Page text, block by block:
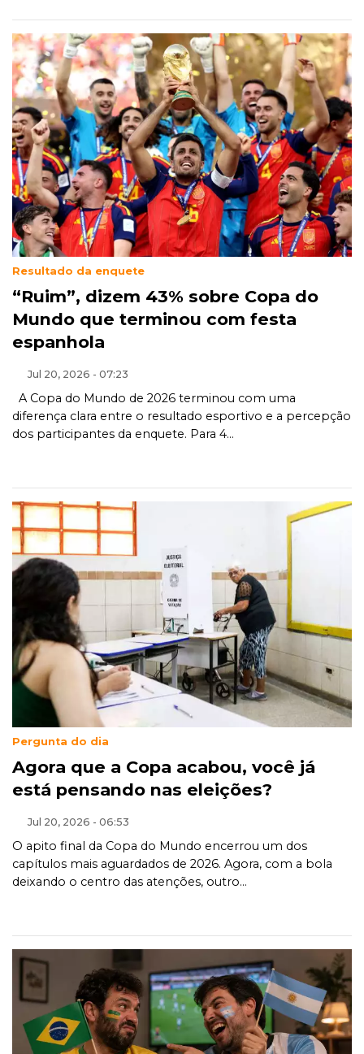
Resultado da enquete
“Ruim”, dizem 43% sobre Copa do
Mundo que terminou com festa
espanhola
Jul 20, 2026 - 07:23
A Copa do Mundo de 2026 terminou com uma
diferença clara entre o resultado esportivo e a percepção
dos participantes da enquete. Para 4...
Pergunta do dia
Agora que a Copa acabou, você já
está pensando nas eleições?
Jul 20, 2026 - 06:53
O apito final da Copa do Mundo encerrou um dos
capítulos mais aguardados de 2026. Agora, com a bola
deixando o centro das atenções, outro...